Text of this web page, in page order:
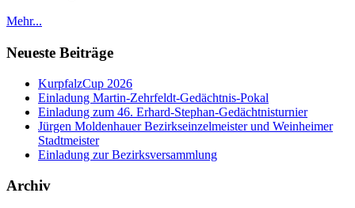
Mehr...
Neueste Beiträge
KurpfalzCup 2026
Einladung Martin-Zehrfeldt-Gedächtnis-Pokal
Einladung zum 46. Erhard-Stephan-Gedächtnisturnier
Jürgen Moldenhauer Bezirkseinzelmeister und Weinheimer
Stadtmeister
Einladung zur Bezirksversammlung
Archiv